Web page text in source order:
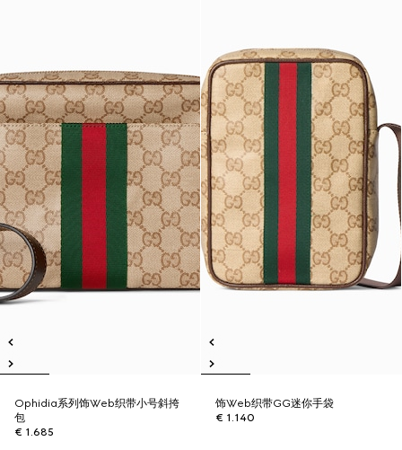
Ophidia系列饰Web织带小号斜挎
包
€ 1.685
饰Web织带GG迷你手袋
€ 1.140